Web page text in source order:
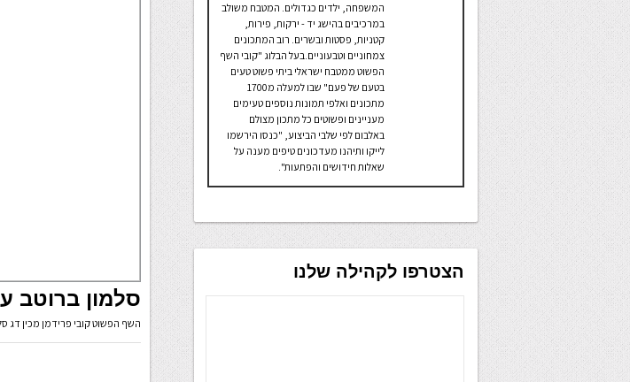
סלמון ברוטב
השף הפשוט קובי פרידמן מכין דג
המשפחה, ילדים כגדולים. המטבח משולב
במרכיבים בהישג יד - ירקות, פירות,
קטניות, פסטות ובשרים. רוב המתכונים
צמחוניים וטבעוניים.בעל הבלוג "קובי השף
הפשוט ממטבח ישראלי ביתי פשוט טעים
בטעם של פעם" שבו למעלה מ1700
מתכונים ואלפי תמונות נוספים טעימים
מעניינים ופשוטים כל מתכון מצולם
באלבום לפי שלבי הביצוע, "כנסו הירשמו
לייקו ותיהנו מעדכונים טיפים מענה על
שאלות חידושים והפתעות".
הצטרפו לקהילה שלנו